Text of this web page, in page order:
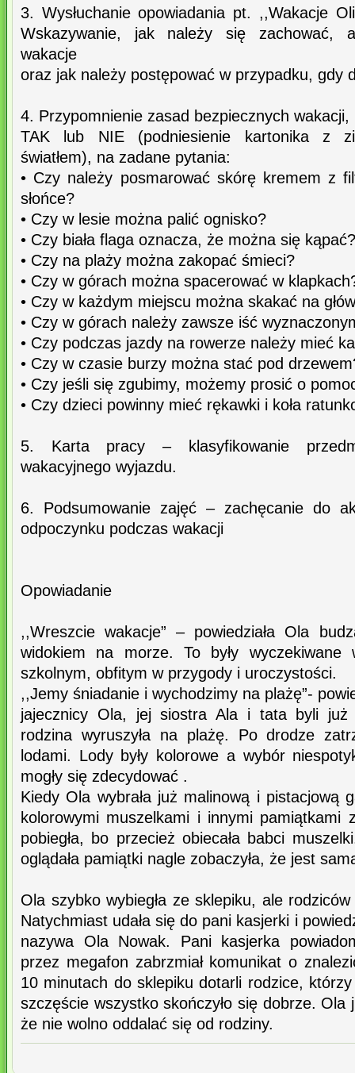
3. Wysłuchanie opowiadania pt. ,,Wakacje
Wskazywanie, jak należy się zachować,
wakacje
oraz jak należy postępować w przypadku, gdy
4. Przypomnienie zasad bezpiecznych
TAK lub NIE (podniesienie kartonika z
światłem), na zadane pytania:
• Czy należy posmarować skórę kremem z
słońce?
• Czy w lesie można palić ognisko?
• Czy biała flaga oznacza, że można się kąpać?
• Czy na plaży można zakopać śmieci?
• Czy w górach można spacerować w
• Czy w każdym miejscu można skakać na
• Czy w górach należy zawsze iść
• Czy podczas jazdy na rowerze należy mieć
• Czy w czasie burzy można stać pod
• Czy jeśli się zgubimy, możemy prosić o
• Czy dzieci powinny mieć rękawki i koła
5. Karta pracy – klasyfikowanie
wakacyjnego wyjazdu.
6. Podsumowanie zajęć – zachęcanie do
odpoczynku podczas wakacji
Opowiadanie
,,Wreszcie wakacje” – powiedziała Ola
widokiem na morze. To były wyczekiwane
szkolnym, obfitym w przygody i uroczystości.
,,Jemy śniadanie i wychodzimy na plażę”-
jajecznicy Ola, jej siostra Ala i tata byli już
rodzina wyruszyła na plażę. Po drodze
lodami. Lody były kolorowe a wybór
mogły się zdecydować .
Kiedy Ola wybrała już malinową i pistacjową
kolorowymi muszelkami i innymi pamiątkami
pobiegła, bo przecież obiecała babci
oglądała pamiątki nagle zobaczyła, że jest
Ola szybko wybiegła ze sklepiku, ale
Natychmiast udała się do pani kasjerki i
nazywa Ola Nowak. Pani kasjerka
przez megafon zabrzmiał komunikat o
10 minutach do sklepiku dotarli rodzice,
szczęście wszystko skończyło się dobrze.
że nie wolno oddalać się od rodziny.